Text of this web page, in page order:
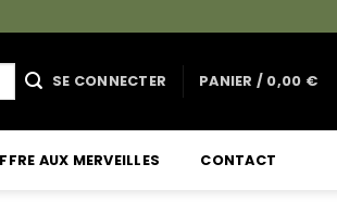
SE CONNECTER PANIER / 0,00 €
AUX MERVEILLES CONTACT